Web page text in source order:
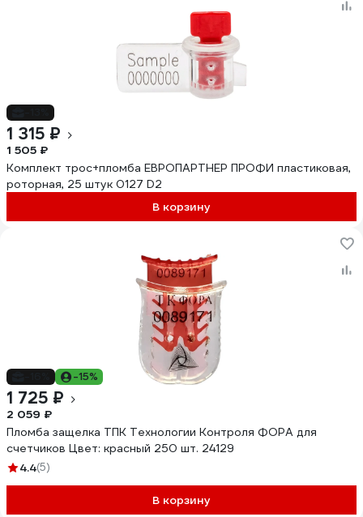
1 315 ₽
1 505 ₽
Комплект трос+пломба ЕВРОПАРТНЕР ПРОФИ пластиковая,
роторная, 25 штук 0127 D2
В корзину
-15%
1 725 ₽
2 059 ₽
Пломба защелка ТПК Технологии Контроля ФОРА для
счетчиков Цвет: красный 250 шт. 24129
4.4(5)
В корзину